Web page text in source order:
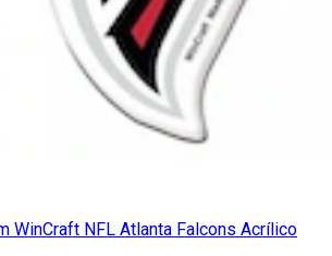
WinCraft NFL Atlanta Falcons Acrílico